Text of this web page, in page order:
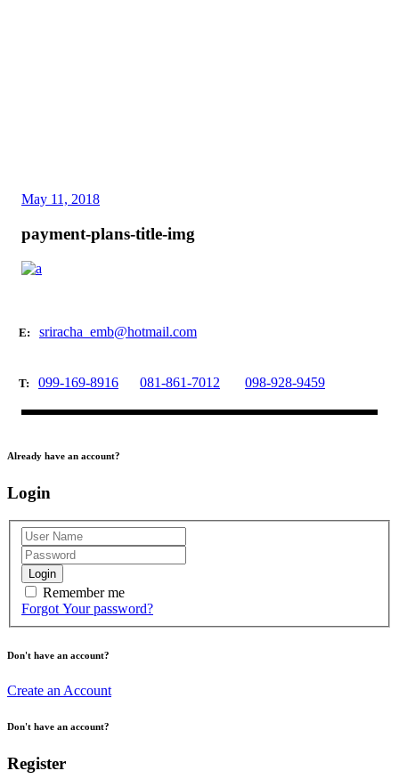
May 11, 2018
payment-plans-title-img
E: sriracha_emb@hotmail.com
T: 099-169-8916 081-861-7012 098-928-9459
Already have an account?
Login
Login
Remember me
Forgot Your password?
Don't have an account?
Create an Account
Don't have an account?
Register